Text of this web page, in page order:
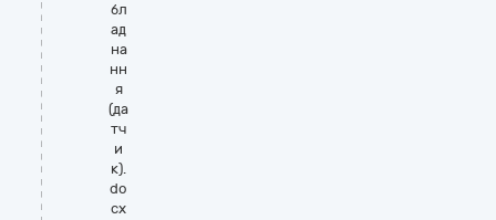
бл
ад
на
нн
я
(да
тч
и
к).
do
cx